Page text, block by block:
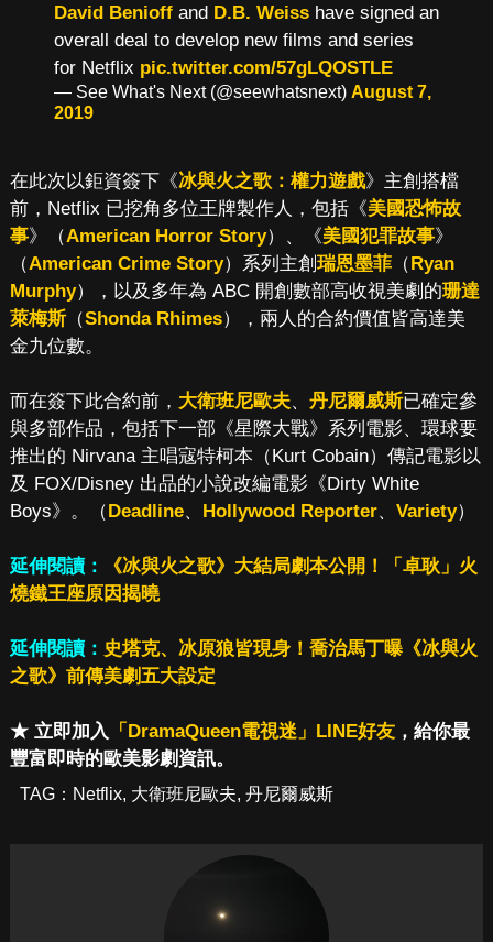
David Benioffand D.B. Weisshave signed an
overall deal to develop new films and series
for Netflix pic.twitter.com/57gLQOSTLE
— See What's Next (@seewhatsnext) August 7,
2019
在此次以鉅資簽下《冰與火之歌：權力遊戲》主創搭檔
前，Netflix 已挖角多位王牌製作人，包括《美國恐怖故
事》（American Horror Story）、《美國犯罪故事》
（American Crime Story）系列主創瑞恩墨菲（ Ryan
Murphy），以及多年為 ABC 開創數部高收視美劇的珊達
萊梅斯（Shonda Rhimes），兩人的合約價值皆高達美
金九位數。
而在簽下此合約前， 大衛班尼歐夫、 丹尼爾威斯已確定參
與多部作品，包括下一部《星際大戰》系列電影、環球要
推出的 Nirvana 主唱寇特柯本（Kurt Cobain）傳記電影以
及 FOX/Disney 出品的小說改編電影《Dirty White
Boys》。（ Deadline、 Hollywood Reporter、 Variety）
延伸閱讀：
《冰與火之歌》大結局劇本公開！「卓耿」火
燒鐵王座原因揭曉
延伸閱讀： 史塔克、冰原狼皆現身！喬治馬丁曝《冰與火
之歌》前傳美劇五大設定
★ 立即加入 「DramaQueen電視迷」LINE好友，給你最
豐富即時的歐美影劇資訊。
TAG： Netflix, 大衛班尼歐夫, 丹尼爾威斯